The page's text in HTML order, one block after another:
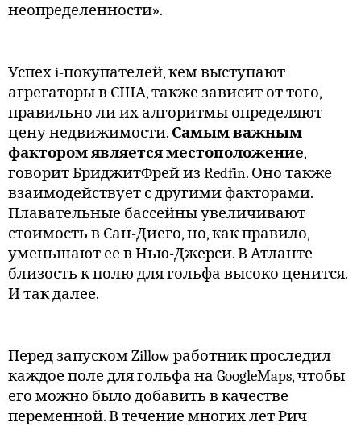
неопределенности».
Успех i-покупателей, кем выступают
агрегаторы в США, также зависит от того,
правильно ли их алгоритмы определяют
цену недвижимости. Самым важным
фактором является местоположение,
говорит БриджитФрей из Redfin. Оно также
взаимодействует с другими факторами.
Плавательные бассейны увеличивают
стоимость в Сан-Диего, но, как правило,
уменьшают ее в Нью-Джерси. В Атланте
близость к полю для гольфа высоко ценится.
И так далее.
Перед запуском Zillow работник проследил
каждое поле для гольфа на GoogleMaps, чтобы
его можно было добавить в качестве
переменной. В течение многих лет Рич